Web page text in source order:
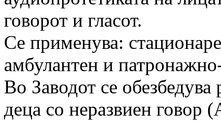
говорот и гласот.
Се применува:
амбулантен и
Во Заводот се обезбедува
деца со неразвиен говор